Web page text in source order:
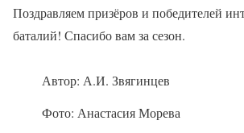
Поздравляем призёров и победителей
баталий! Спасибо вам за сезон.
Автор: А.И. Звягинцев
Фото: Анастасия Морева